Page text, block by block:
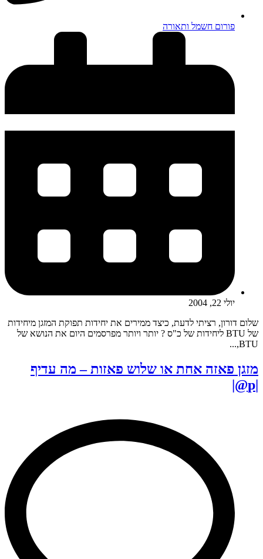
פורום חשמל ותאורה
יולי 22, 2004
שלום דורון, רציתי לדעת, כיצד ממירים את יחידות תפוקת המזגן מיחידות
של BTU ליחידות של כ"ס ? יותר ויותר מפרסמים היום את הנושא של
BTU,...
מזגן פאזה אחת או שלוש פאזות – מה עדיף
|p@|